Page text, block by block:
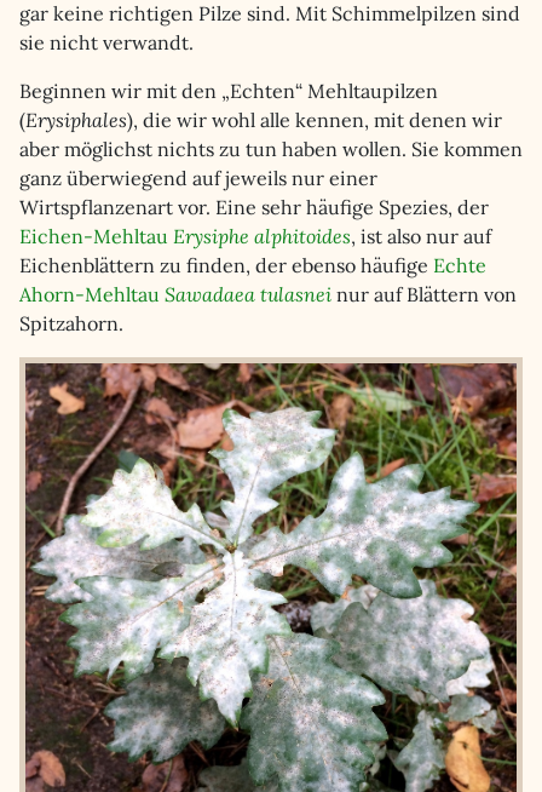
gar keine richtigen Pilze sind. Mit Schimmelpilzen sind
sie nicht verwandt.
Beginnen wir mit den „Echten“ Mehltaupilzen
(Erysiphales), die wir wohl alle kennen, mit denen wir
aber möglichst nichts zu tun haben wollen. Sie kommen
ganz überwiegend auf jeweils nur einer
Wirtspflanzenart vor. Eine sehr häufige Spezies, der
Eichen-Mehltau Erysiphe alphitoides, ist also nur auf
Eichenblättern zu finden, der ebenso häufige Echte
Ahorn-Mehltau Sawadaea tulasnei nur auf Blättern von
Spitzahorn.